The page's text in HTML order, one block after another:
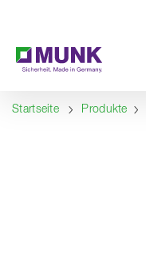
Startseite Produkte